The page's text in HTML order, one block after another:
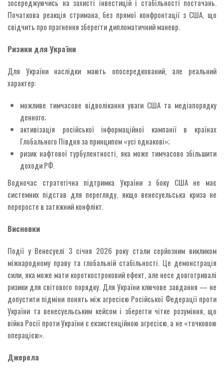
зосереджуючись на захисті інвестицій і стабільності постачань.
Початкова реакція стримана, без прямої конфронтації з США, що
свідчить про прагнення зберегти дипломатичний маневр.
Ризики для України
Для України наслідки мають опосередкований, але реальний
характер:
можливе тимчасове відволікання уваги США та медіапорядку
денного;
активізація російської інформаційної кампанії в країнах
Глобального Півдня за принципом «усі однакові»;
ризик нафтової турбулентності, яка може тимчасово збільшити
доходи РФ.
Водночас стратегічна підтримка України з боку США не має
системних підстав для перегляду, якщо венесуельська криза не
переросте в затяжний конфлікт.
Висновки
Події у Венесуелі 3 січня 2026 року стали серйозним викликом
міжнародному праву та глобальній стабільності. Це демонстрація
сили, яка може мати короткостроковий ефект, але несе довготривалі
ризики для світового порядку. Для України ключове завдання — не
допустити підміни понять між агресією Російської Федерації проти
України та венесуельським кейсом і зберегти чітке розуміння, що
війна Росії проти України є екзистенційною агресією, а не «точковою
операцією».
Джерела